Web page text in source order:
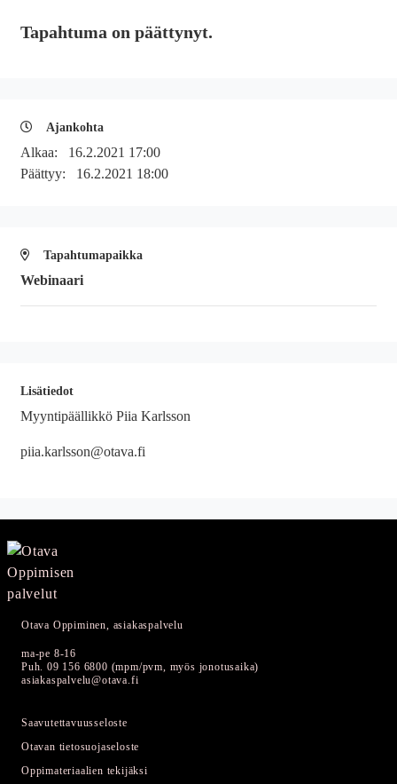
Tapahtuma on päättynyt.
Ajankohta
Alkaa: 16.2.2021 17:00
Päättyy: 16.2.2021 18:00
Tapahtumapaikka
Webinaari
Lisätiedot
Myyntipäällikkö Piia Karlsson
piia.karlsson@otava.fi
Otava Oppiminen, asiakaspalvelu
ma-pe 8-16
Puh. 09 156 6800 (mpm/pvm, myös jonotusaika)
asiakaspalvelu@otava.fi
Saavutettavuusseloste
Otavan tietosuojaseloste
Oppimateriaalien tekijäksi